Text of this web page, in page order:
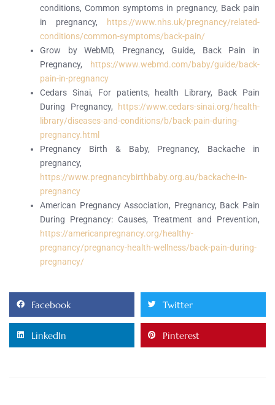
conditions, Common symptoms in pregnancy, Back pain
in pregnancy,
https://www.nhs.uk/pregnancy/related-
conditions/common-symptoms/back-pain/
Grow by WebMD, Pregnancy, Guide, Back Pain in
Pregnancy,
https://www.webmd.com/baby/guide/back-
pain-in-pregnancy
Cedars Sinai, For patients, health Library, Back Pain
During Pregnancy,
https://www.cedars-sinai.org/health-
library/diseases-and-conditions/b/back-pain-during-
pregnancy.html
Pregnancy Birth & Baby, Pregnancy, Backache in
pregnancy,
https://www.pregnancybirthbaby.org.au/backache-in-
pregnancy
American Pregnancy Association, Pregnancy, Back Pain
During Pregnancy: Causes, Treatment and Prevention,
https://americanpregnancy.org/healthy-
pregnancy/pregnancy-health-wellness/back-pain-during-
pregnancy/
Facebook Twitter
LinkedIn Pinterest